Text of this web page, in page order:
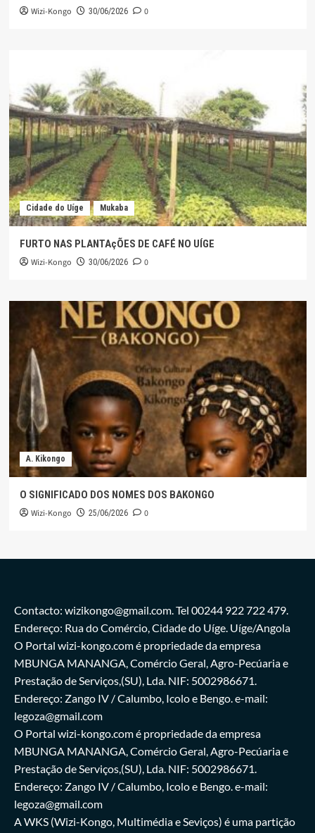
Wizi-Kongo 30/06/2026 0
Cidade do Uíge Mukaba
FURTO NAS PLANTAçÕES DE CAFÉ NO UÍGE
Wizi-Kongo 30/06/2026 0
A. Kikongo
O SIGNIFICADO DOS NOMES DOS BAKONGO
Wizi-Kongo 25/06/2026 0
Contacto: wizikongo@gmail.com. Tel 00244 922 722 479.
Endereço: Rua do Comércio, Cidade do Uíge. Uíge/Angola
O Portal wizi-kongo.com é propriedade da empresa
MBUNGA MANANGA, Comércio Geral, Agro-Pecúaria e
Prestação de Serviços,(SU), Lda. NIF: 5002986671.
Endereço: Zango IV / Calumbo, Icolo e Bengo. e-mail:
legoza@gmail.com
O Portal wizi-kongo.com é propriedade da empresa
MBUNGA MANANGA, Comércio Geral, Agro-Pecúaria e
Prestação de Serviços,(SU), Lda. NIF: 5002986671.
Endereço: Zango IV / Calumbo, Icolo e Bengo. e-mail:
legoza@gmail.com
A WKS (Wizi-Kongo, Multimédia e Seviços) é uma partição